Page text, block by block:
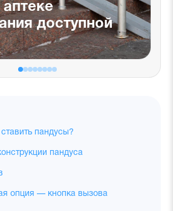
доступной
пандусы?
пандуса
опция — кнопка вызова